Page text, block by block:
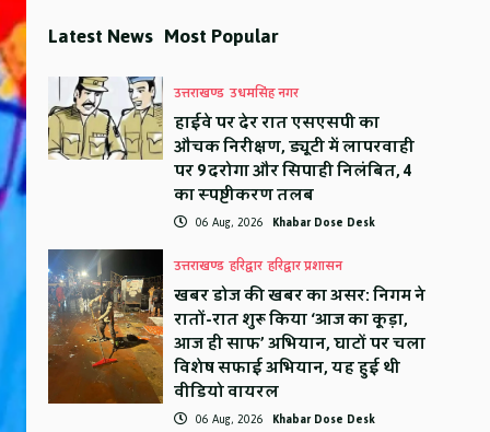
Latest News Most Popular
उत्तराखण्ड उधमसिंह नगर
हाईवे पर देर रात एसएसपी का
औचक निरीक्षण, ड्यूटी में लापरवाही
पर 9 दरोगा और सिपाही निलंबित, 4
का स्पष्टीकरण तलब
06 Aug, 2026 Khabar Dose Desk
उत्तराखण्ड हरिद्वार हरिद्वार प्रशासन
खबर डोज की खबर का असर: निगम ने
रातों-रात शुरू किया ‘आज का कूड़ा,
आज ही साफ’ अभियान, घाटों पर चला
विशेष सफाई अभियान, यह हुई थी
वीडियो वायरल
06 Aug, 2026 Khabar Dose Desk